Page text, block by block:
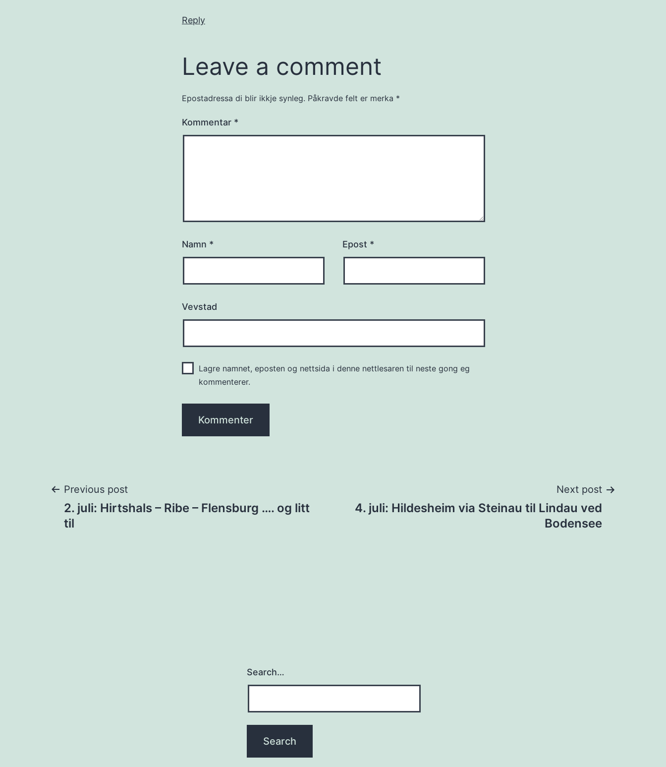
Reply
Leave a comment
Epostadressa di blir ikkje synleg. Påkravde felt er merka *
Kommentar *
Namn * Epost *
Vevstad
Lagre namnet, eposten og nettsida i denne nettlesaren til neste gong eg
kommenterer.
Innleggsnavigering
Previous post
2. juli: Hirtshals – Ribe – Flensburg …. og litt
til
Next post
4. juli: Hildesheim via Steinau til Lindau ved
Bodensee
Search…